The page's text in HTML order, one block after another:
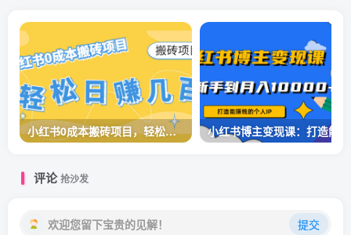
小红书0成本搬砖项目，轻松日赚几百+
评论抢沙发
欢迎您留下宝贵的见解！ 提交